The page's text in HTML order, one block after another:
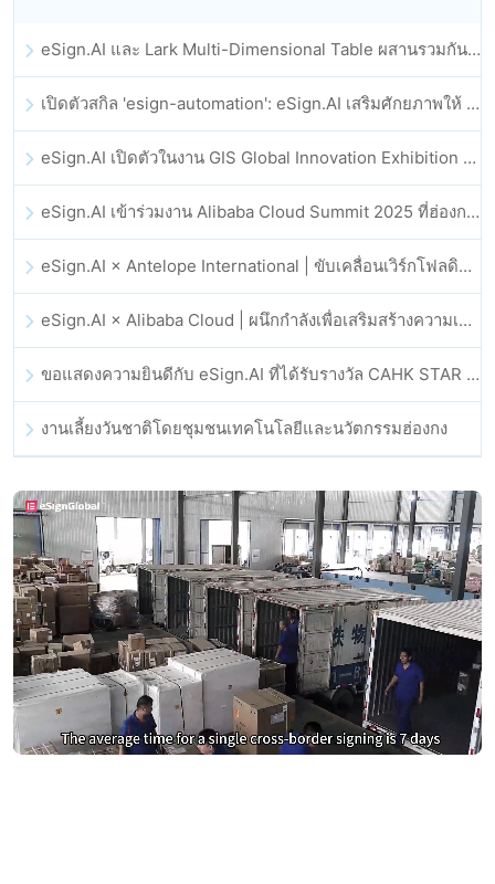
eSign.AI และ Lark Multi-Dimensional Table ผสานรวมกันอย่างเป็นทางการ: การลงนามและการเก็บถาวรสัญญาอิเล็กทรอนิกส์แบบอัตโนมัติเต็มรูปแบบ
เปิดตัวสกิล 'esign-automation': eSign.AI เสริมศักยภาพให้ OpenClaw ด้วยลายเซ็นอิเล็กทรอนิกส์อัตโนมัติ
eSign.AI เปิดตัวในงาน GIS Global Innovation Exhibition 2025
eSign.AI เข้าร่วมงาน Alibaba Cloud Summit 2025 ที่ฮ่องกง เพื่อขับเคลื่อนนวัตกรรมคลาวด์ที่ขับเคลื่อนด้วย AI และความเชื่อมั่นทางดิจิทัล
eSign.AI × Antelope International | ขับเคลื่อนเวิร์กโฟลดิจิทัลที่ปลอดภัยและขับเคลื่อนด้วย AI
eSign.AI × Alibaba Cloud | ผนึกกำลังเพื่อเสริมสร้างความเชื่อมั่นดิจิทัลระดับโลกสำหรับฟินเทค
ขอแสดงความยินดีกับ eSign.AI ที่ได้รับรางวัล CAHK STAR Award 2025
งานเลี้ยงวันชาติโดยชุมชนเทคโนโลยีและนวัตกรรมฮ่องกง